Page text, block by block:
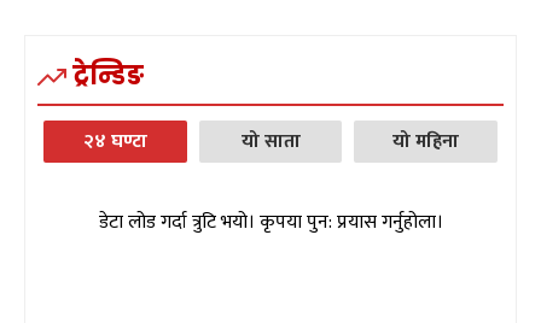
ट्रेन्डिङ
२४ घण्टा यो साता यो महिना
डेटा लोड गर्दा त्रुटि भयो। कृपया पुन: प्रयास गर्नुहोला।